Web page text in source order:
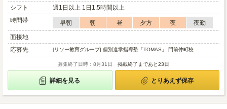
シフト
週1日以上 1日1.5時間以上
時間帯
早朝 朝 昼 夕方 夜
夜勤
面接地
応募先
[リソー教育グループ] 個別進学指導塾「TOMAS」 門前仲町校
募集終了日時：8月31日 掲載終了まであと23日
詳細を見る とりあえず保存